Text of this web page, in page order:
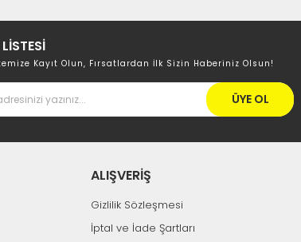
Kayıt Olun, Fırsatlardan İlk Sizin Haberiniz Olsun!
ÜYE OL
ALIŞVERİŞ
Gizlilik Sözleşmesi
İptal ve İade Şartları